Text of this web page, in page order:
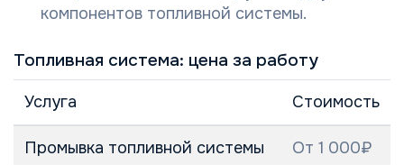
компонентов топливной системы.
Топливная система: цена за работу
Услуга Стоимость
Промывка топливной системы От 1 000₽